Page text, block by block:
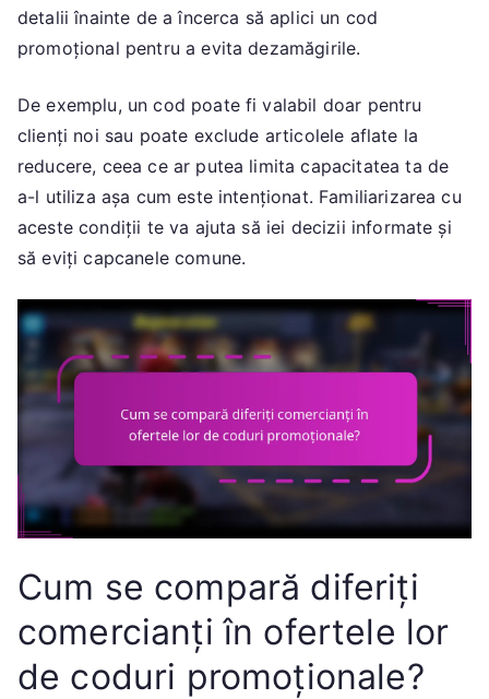
detalii înainte de a încerca să aplici un cod
promoțional pentru a evita dezamăgirile.
De exemplu, un cod poate fi valabil doar pentru
clienți noi sau poate exclude articolele aflate la
reducere, ceea ce ar putea limita capacitatea ta de
a-l utiliza așa cum este intenționat. Familiarizarea cu
aceste condiții te va ajuta să iei decizii informate și
să eviți capcanele comune.
Cum se compară diferiți
comercianți în ofertele lor
de coduri promoționale?